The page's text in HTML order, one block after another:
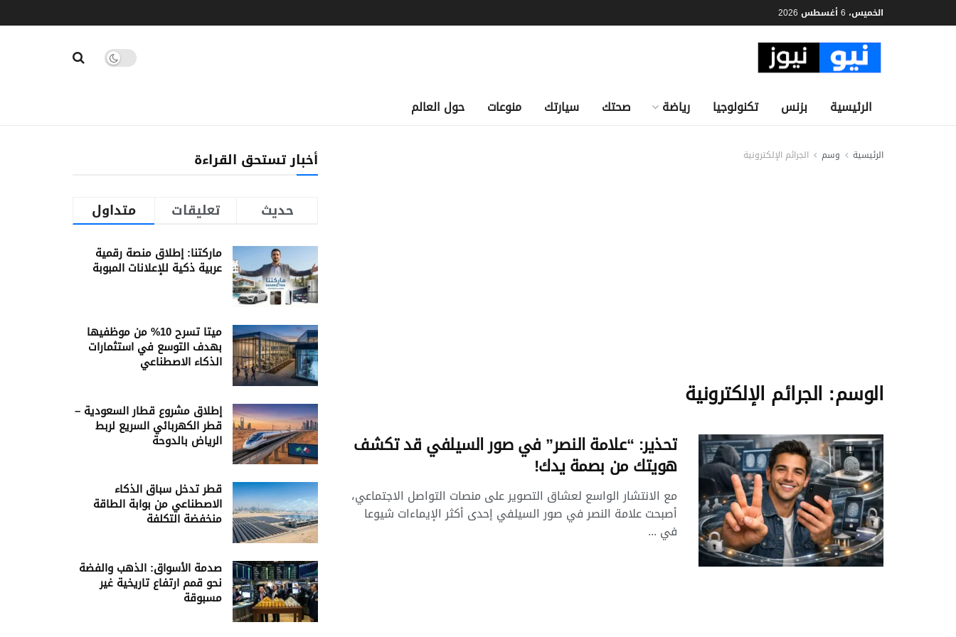
الخميس، 6 أغسطس 2026
الرئيسية بزنس تكنولوجيا رياضة صحتك سيارتك منوعات حول العالم
الرئيسية وسم الجرائم الإلكترونية
الوسم: الجرائم الإلكترونية
تحذير: “علامة النصر” في صور السيلفي قد تكشف
هويتك من بصمة يدك!
مع الانتشار الواسع لعشاق التصوير على منصات التواصل الاجتماعي،
أصبحت علامة النصر في صور السيلفي إحدى أكثر الإيماءات شيوعا
في ...
أخبار تستحق القراءة
متداول تعليقات حديث
ماركتنا: إطلاق منصة رقمية
عربية ذكية للإعلانات المبوبة
ميتا تسرح 10% من موظفيها
بهدف التوسع في استثمارات
الذكاء الاصطناعي
إطلاق مشروع قطار السعودية –
قطر الكهربائي السريع لربط
الرياض بالدوحة
قطر تدخل سباق الذكاء
الاصطناعي من بوابة الطاقة
منخفضة التكلفة
صدمة الأسواق: الذهب والفضة
نحو قمم ارتفاع تاريخية غير
مسبوقة